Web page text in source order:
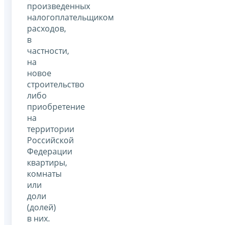
произведенных
налогоплательщиком
расходов,
в
частности,
на
новое
строительство
либо
приобретение
на
территории
Российской
Федерации
квартиры,
комнаты
или
доли
(долей)
в них.